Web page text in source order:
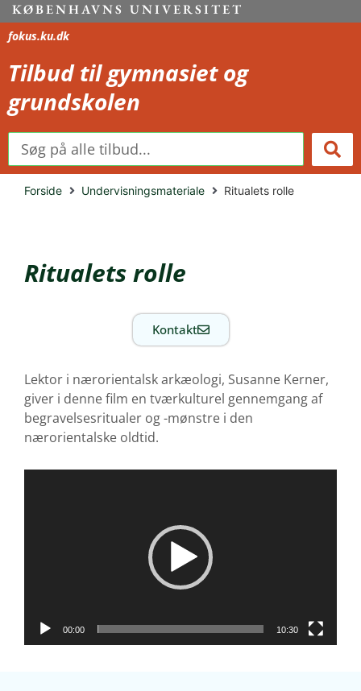
Gå
til
indholdet
KØBENHAVNS UNIVERSITET
fokus.ku.dk
Tilbud til gymnasiet og
grundskolen
Forside Undervisningsmateriale Ritualets rolle
Ritualets rolle
Kontakt
Lektor i nærorientalsk arkæologi, Susanne Kerner,
giver i denne film en tværkulturel gennemgang af
begravelsesritualer og -mønstre i den
nærorientalske oldtid.
00:00 10:30